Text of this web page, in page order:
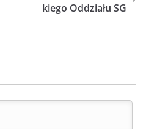
kiego Oddziału SG